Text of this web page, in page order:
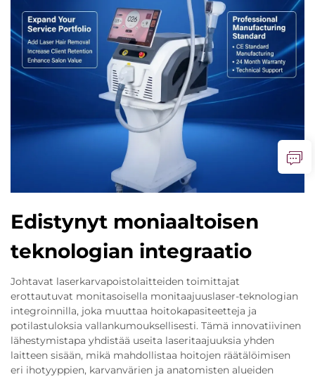
Edistynyt moniaaltoisen
teknologian integraatio
Johtavat laserkarvapoistolaitteiden toimittajat
erottautuvat monitasoisella monitaajuuslaser-teknologian
integroinnilla, joka muuttaa hoitokapasiteetteja ja
potilastuloksia vallankumouksellisesti. Tämä innovatiivinen
lähestymistapa yhdistää useita laseritaajuuksia yhden
laitteen sisään, mikä mahdollistaa hoitojen räätälöimisen
eri ihotyyppien, karvanvärien ja anatomisten alueiden